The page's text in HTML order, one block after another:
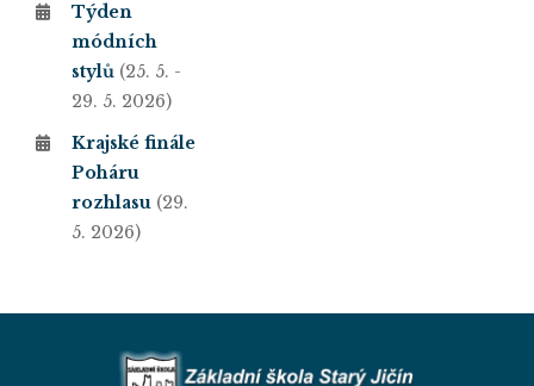
Týden
módních
stylů (25. 5. -
29. 5. 2026)
Krajské finále
Poháru
rozhlasu (29.
5. 2026)